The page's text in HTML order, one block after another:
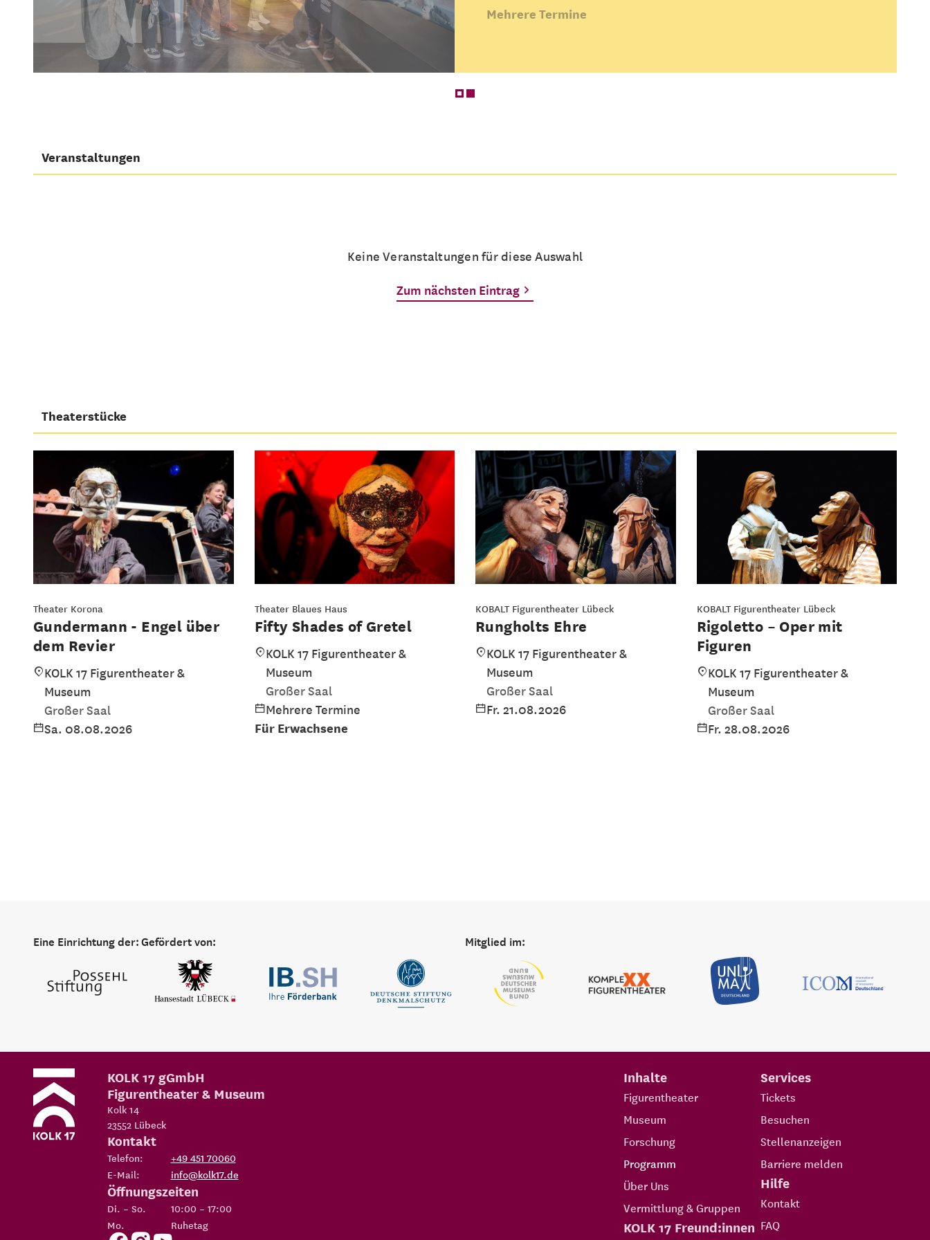
Mehrere Termine
Veranstaltungen
Keine Veranstaltungen für diese Auswahl
Zum nächsten Eintrag
Theaterstücke
Theater Korona
Gundermann - Engel über
dem Revier
KOLK 17 Figurentheater &
Museum
Großer Saal
Sa. 08.08.2026
Theater Blaues Haus
Fifty Shades of Gretel
KOLK 17 Figurentheater &
Museum
Großer Saal
Mehrere Termine
Für Erwachsene
KOBALT Figurentheater Lübeck
Rungholts Ehre
KOLK 17 Figurentheater &
Museum
Großer Saal
Fr. 21.08.2026
KOBALT Figurentheater Lübeck
Rigoletto – Oper mit
Figuren
KOLK 17 Figurentheater &
Museum
Großer Saal
Fr. 28.08.2026
Eine Einrichtung der:Gefördert von: Mitglied im:
Inhalte
Figurentheater
Museum
Forschung
Programm
Über Uns
Vermittlung & Gruppen
KOLK 17 Freund:innen
Services
Tickets
Besuchen
Stellenanzeigen
Barriere melden
Hilfe
Kontakt
FAQ
KOLK 17 gGmbH
Figurentheater & Museum
Kolk 14
23552 Lübeck
Kontakt
Telefon:
+49 451 70060
E-Mail:
info@kolk17.de
Öffnungszeiten
Di. – So.
10:00 – 17:00
Mo.
Ruhetag